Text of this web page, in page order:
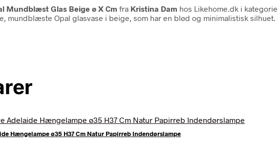
Mundblæst Glas Beige ø X Cm fra Kristina Dam hos Likehome.dk i
mundblæste Opal glasvase i beige, som har en blød og minimalistisk
Hængelampe ø35 H37 Cm Natur Papirreb Indendørslampe